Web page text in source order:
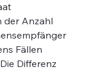
der Anzahl
Fällen
Differenz